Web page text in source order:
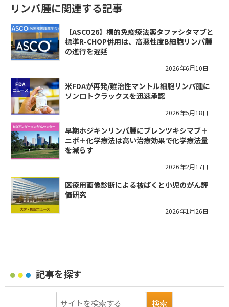
リンパ腫に関連する記事
【ASCO26】標的免疫療法薬タファシタマブと
標準R-CHOP併用は、高悪性度B細胞リンパ腫
の進行を遅延
2026年6月10日
米FDAが再発/難治性マントル細胞リンパ腫に
ソンロトクラックスを迅速承認
2026年5月18日
早期ホジキンリンパ腫にブレンツキシマブ＋
ニボ＋化学療法は高い治療効果で化学療法量
を減らす
2026年2月17日
医療用画像診断による被ばくと小児のがん評
価研究
2026年1月26日
記事を探す